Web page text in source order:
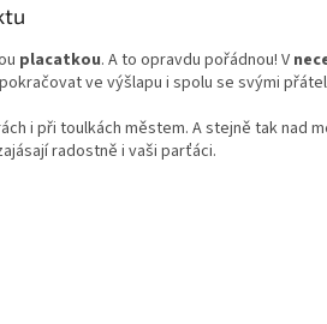
placatkou. A to opravdu pořádnou! V
ve výšlapu i spolu se svými
i při toulkách městem. A stejně tak nad
radostně i vaši parťáci.